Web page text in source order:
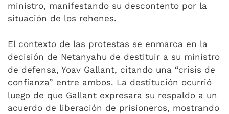
ministro, manifestando su descontento por la
situación de los rehenes.
El contexto de las protestas se enmarca en la
decisión de Netanyahu de destituir a su ministro
de defensa, Yoav Gallant, citando una “crisis de
confianza” entre ambos. La destitución ocurrió
luego de que Gallant expresara su respaldo a un
acuerdo de liberación de prisioneros, mostrando